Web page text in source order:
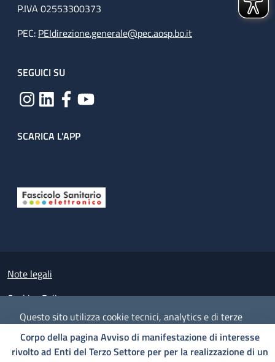
Questo sito utilizza cookie tecnici, analytics e di terze
parti.Proseguendo nella navigazione accetti l'utilizzo dei
cookie.
Corpo della pagina Avviso di manifestazione di interesse
rivolto ad Enti del Terzo Settore per per la realizzazione di un
P.IVA 02553300373
PEC: PEIdirezione.generale@pec.aosp.bo.it
SEGUICI SU
SCARICA L'APP
Small prints
Note legali
Cookies Policy
Policy privacy e protezione del dato personale
Albo pretorio on-line